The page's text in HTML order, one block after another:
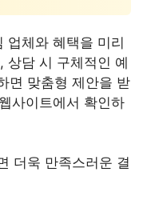
업체와 혜택을 미리
상담 시 구체적인 예
면 맞춤형 제안을 받
사이트에서 확인하
더욱 만족스러운 결